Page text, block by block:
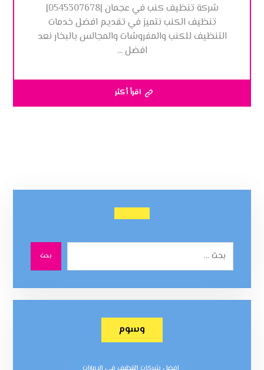
شركة تنظيف كنب في عجمان |0545307678|
تنظيف الكنب نتميز في تقديم افضل خدمات
التنظيف للكنب والمفروشات والمجالس بالبخار نعد
افضل ...
اقرأ أكثر
بحث
وسوم